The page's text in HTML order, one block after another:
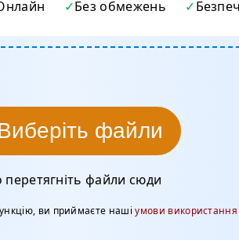
Без обмежень
файли
перетягніть файли сюди
ви приймаєте нашіумови використання